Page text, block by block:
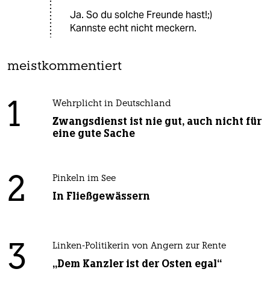
Ja. So du solche Freunde hast!;)
Kannste echt nicht meckern.
meistkommentiert
1 Wehrplicht in Deutschland
Zwangsdienst ist nie gut, auch nicht für
eine gute Sache
2 Pinkeln im See
In Fließgewässern
3 Linken-Politikerin von Angern zur Rente
„Dem Kanzler ist der Osten egal“